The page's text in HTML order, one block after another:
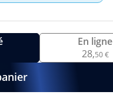
En ligne
28,50 €